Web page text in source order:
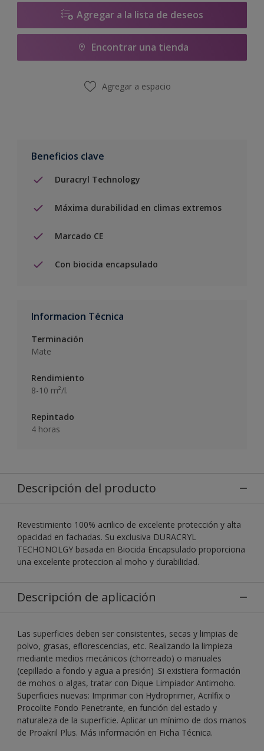
Agregar a la lista de deseos
Encontrar una tienda
Agregar a espacio
Beneficios clave
Duracryl Technology
Máxima durabilidad en climas extremos
Marcado CE
Con biocida encapsulado
Informacion Técnica
Terminación
Mate
Rendimiento
8-10 m²/l.
Repintado
4 horas
Descripción del producto
Revestimiento 100% acrilico de excelente protección y alta
opacidad en fachadas. Su exclusiva DURACRYL
TECHONOLGY basada en Biocida Encapsulado proporciona
una excelente proteccion al moho y durabilidad.
Descripción de aplicación
Las superficies deben ser consistentes, secas y limpias de
polvo, grasas, eflorescencias, etc. Realizando la limpieza
mediante medios mecánicos (chorreado) o manuales
(cepillado a fondo y agua a presión) .Si existiera formación
de mohos o algas, tratar con Dique Limpiador Antimoho.
Superficies nuevas: Imprimar con Hydroprimer, Acrilfix o
Procolite Fondo Penetrante, en función del estado y
naturaleza de la superficie. Aplicar un mínimo de dos manos
de Proakril Plus. Más información en Ficha Técnica.